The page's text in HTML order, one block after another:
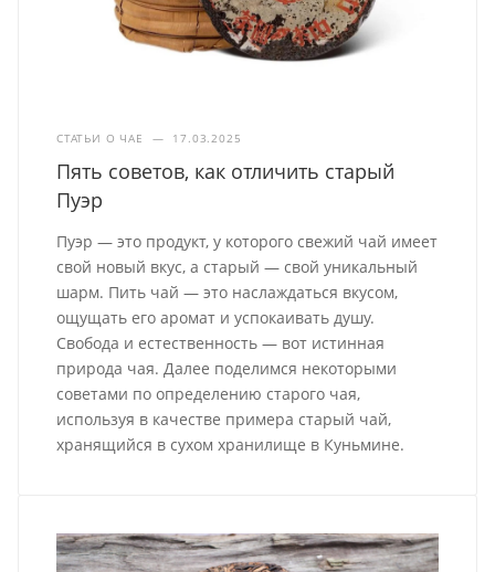
СТАТЬИ О ЧАЕ — 17.03.2025
Пять советов, как отличить старый
Пуэр
Пуэр — это продукт, у которого свежий чай имеет
свой новый вкус, а старый — свой уникальный
шарм. Пить чай — это наслаждаться вкусом,
ощущать его аромат и успокаивать душу.
Свобода и естественность — вот истинная
природа чая. Далее поделимся некоторыми
советами по определению старого чая,
используя в качестве примера старый чай,
хранящийся в сухом хранилище в Куньмине.